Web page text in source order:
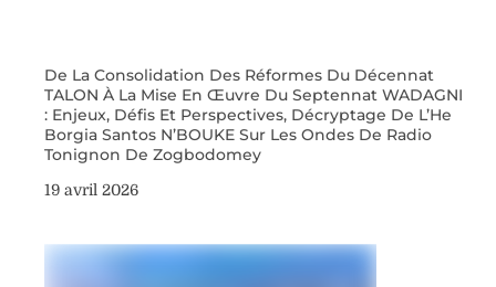
De La Consolidation Des Réformes Du Décennat
TALON À La Mise En Œuvre Du Septennat WADAGNI
: Enjeux, Défis Et Perspectives, Décryptage De L’He
Borgia Santos N’BOUKE Sur Les Ondes De Radio
Tonignon De Zogbodomey
19 avril 2026